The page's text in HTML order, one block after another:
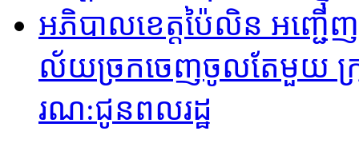
អភិបាល​ខេត្តប៉ៃ​លិន អញ្ជើ
ល័យច្រក​ចេញចូលតែមួយ ក្រុ
រណ:ជូនព​លរដ្ឋ